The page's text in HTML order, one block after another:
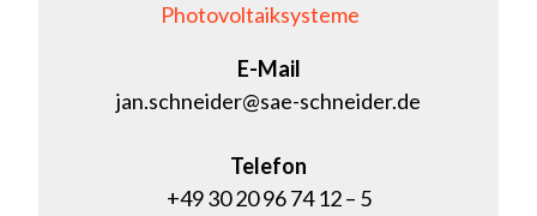
Photovoltaiksysteme
E-Mail
jan.schneider@sae-schneider.de
Telefon
+49 30 20 96 74 12 – 5